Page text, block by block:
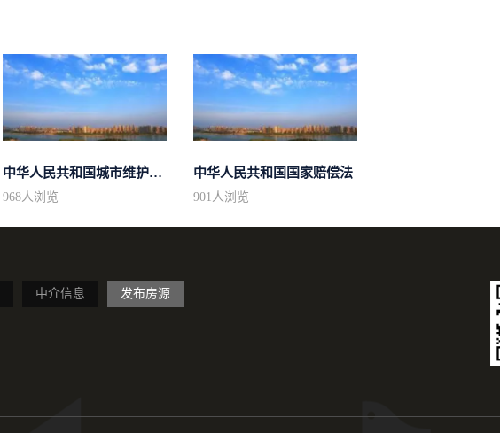
中华人民共和国城市维护建设税法
968人浏览
中华人民共和国国家赔偿法
901人浏览
中介信息 发布房源